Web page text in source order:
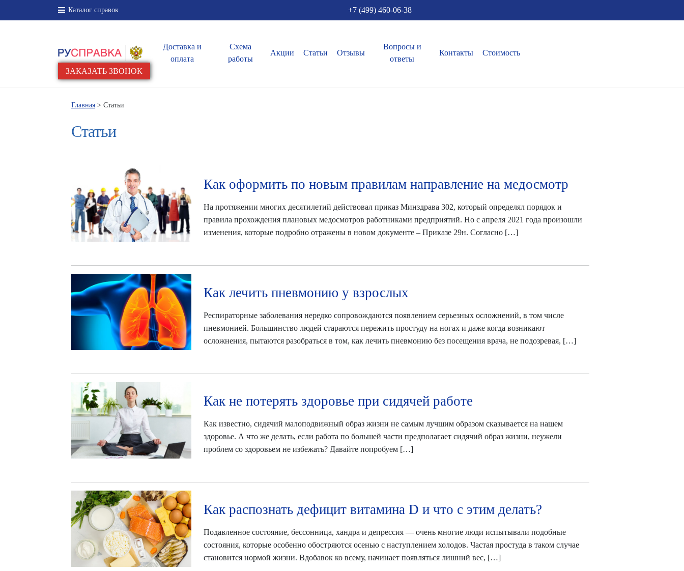
Каталог справок +7 (499) 460-06-38
Доставка и
оплата
Схема
работы
Акции Статьи Отзывы
Вопросы и
ответы
Контакты Стоимость
ЗАКАЗАТЬ ЗВОНОК
Главная > Статьи
Статьи
Как оформить по новым правилам направление на медосмотр
На протяжении многих десятилетий действовал приказ Минздрава 302, который определял порядок и
правила прохождения плановых медосмотров работниками предприятий. Но с апреля 2021 года произошли
изменения, которые подробно отражены в новом документе – Приказе 29н. Согласно […]
Как лечить пневмонию у взрослых
Респираторные заболевания нередко сопровождаются появлением серьезных осложнений, в том числе
пневмонией. Большинство людей стараются пережить простуду на ногах и даже когда возникают
осложнения, пытаются разобраться в том, как лечить пневмонию без посещения врача, не подозревая, […]
Как не потерять здоровье при сидячей работе
Как известно, сидячий малоподвижный образ жизни не самым лучшим образом сказывается на нашем
здоровье. А что же делать, если работа по большей части предполагает сидячий образ жизни, неужели
проблем со здоровьем не избежать? Давайте попробуем […]
Как распознать дефицит витамина D и что с этим делать?
Подавленное состояние, бессонница, хандра и депрессия — очень многие люди испытывали подобные
состояния, которые особенно обостряются осенью с наступлением холодов. Частая простуда в таком случае
становится нормой жизни. Вдобавок ко всему, начинает появляться лишний вес, […]